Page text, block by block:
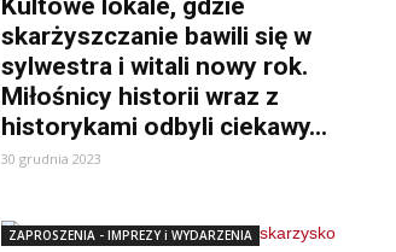
Kultowe lokale, gdzie
skarżyszczanie bawili się w
sylwestra i witali nowy rok.
Miłośnicy historii wraz z
historykami odbyli ciekawy...
30 grudnia 2023
ZAPROSZENIA - IMPREZY i WYDARZENIA